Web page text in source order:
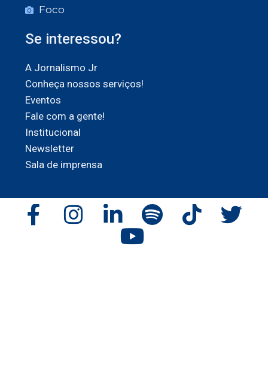
Foco
Se interessou?
A Jornalismo Jr
Conheça nossos serviços!
Eventos
Fale com a gente!
Institucional
Newsletter
Sala de imprensa